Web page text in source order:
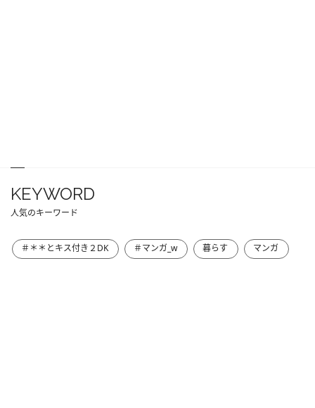
KEYWORD
人気のキーワード
＃＊＊とキス付き２DK ＃マンガ_w 暮らす マンガ